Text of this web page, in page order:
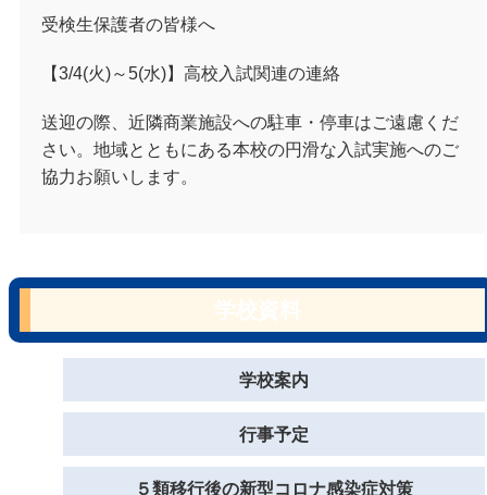
受検生保護者の皆様へ
【3/4(火)～5(水)】高校入試関連の連絡
送迎の際、近隣商業施設への駐車・停車はご遠慮くだ
さい。地域とともにある本校の円滑な入試実施へのご
協力お願いします。
学校案内
行事予定
５類移行後の新型コロナ感染症対策